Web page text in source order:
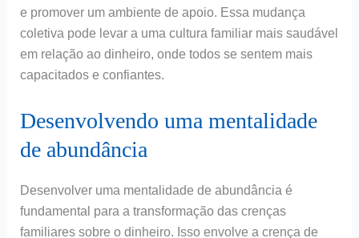
e promover um ambiente de apoio. Essa mudança
coletiva pode levar a uma cultura familiar mais saudável
em relação ao dinheiro, onde todos se sentem mais
capacitados e confiantes.
Desenvolvendo uma mentalidade
de abundância
Desenvolver uma mentalidade de abundância é
fundamental para a transformação das crenças
familiares sobre o dinheiro. Isso envolve a crença de